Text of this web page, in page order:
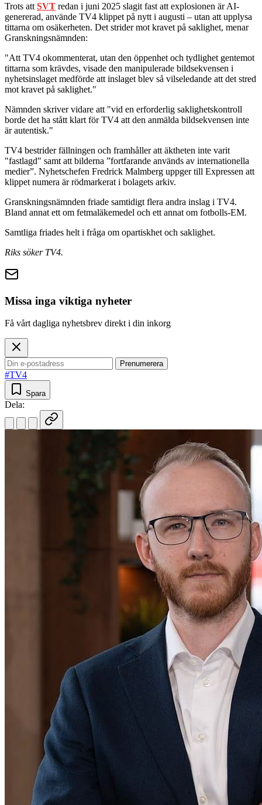
Trots att SVT redan i juni 2025 slagit fast att explosionen är AI-
genererad, använde TV4 klippet på nytt i augusti – utan att upplysa
tittarna om osäkerheten. Det strider mot kravet på saklighet, menar
Granskningsnämnden:
"Att TV4 okommenterat, utan den öppenhet och tydlighet gentemot
tittarna som krävdes, visade den manipulerade bildsekvensen i
nyhetsinslaget medförde att inslaget blev så vilseledande att det stred
mot kravet på saklighet."
Nämnden skriver vidare att "vid en erforderlig saklighetskontroll
borde det ha stått klart för TV4 att den anmälda bildsekvensen inte
är autentisk."
TV4 bestrider fällningen och framhåller att äktheten inte varit
"fastlagd" samt att bilderna ”fortfarande används av internationella
medier”. Nyhetschefen Fredrick Malmberg uppger till Expressen att
klippet numera är rödmarkerat i bolagets arkiv.
Granskningsnämnden friade samtidigt flera andra inslag i TV4.
Bland annat ett om fetmaläkemedel och ett annat om fotbolls-EM.
Samtliga friades helt i fråga om opartiskhet och saklighet.
Riks söker TV4.
Missa inga viktiga nyheter
Få vårt dagliga nyhetsbrev direkt i din inkorg
Prenumerera
#TV4
Spara
Dela: